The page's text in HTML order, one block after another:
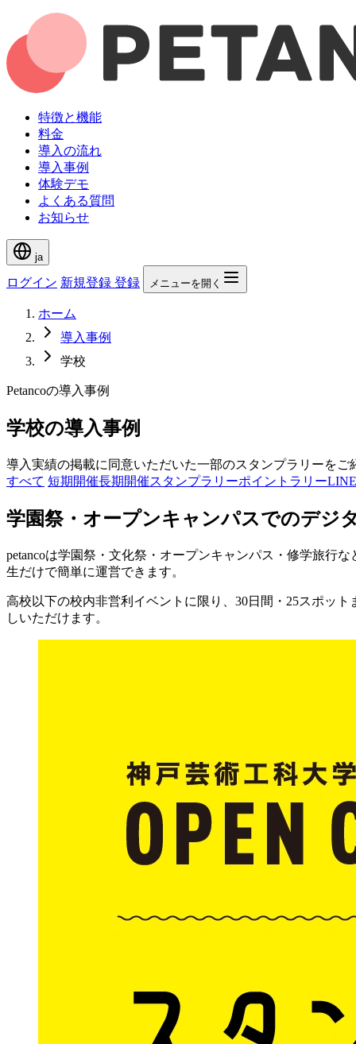
特徴と機能
料金
導入の流れ
導入事例
体験デモ
よくある質問
お知らせ
ja
ログイン 新規登録 登録 メニューを開く
ホーム
導入事例
学校
Petancoの導入事例
学校の導入事例
導入実績の掲載に同意いただいた一部のスタンプラリーをご
すべて 短期開催長期開催スタンプラリーポイントラリー
学園祭・オープンキャンパスでのデジ
petancoは学園祭・文化祭・オープンキャンパス・修学旅行
生だけで簡単に運営できます。
高校以下の校内非営利イベントに限り、30日間・25スポッ
しいただけます。